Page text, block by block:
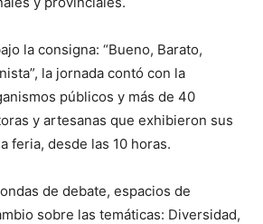
la consigna: “Bueno, Barato,
la jornada contó con la
públicos y más de 40
y artesanas que exhibieron sus
feria, desde las 10 horas.
de debate, espacios de
sobre las temáticas: Diversidad,